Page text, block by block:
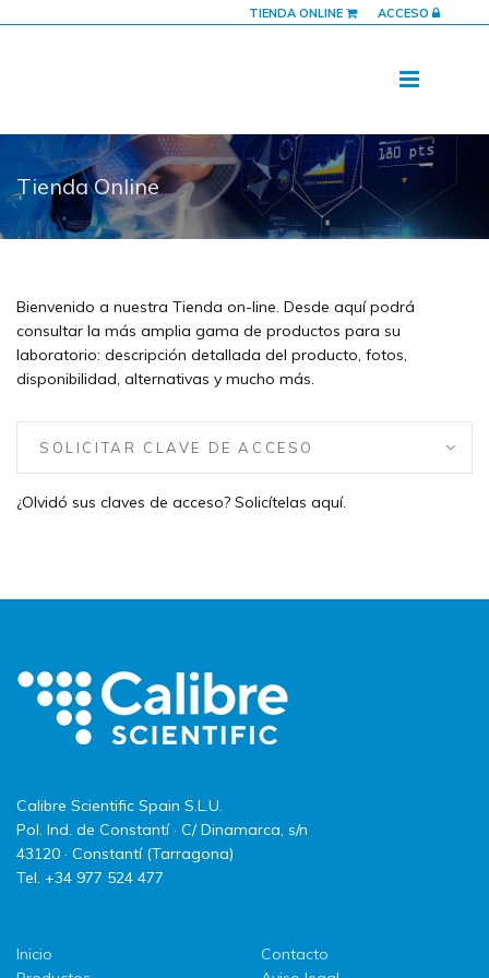
TIENDA ONLINE ACCESO
Tienda Online
Bienvenido a nuestra Tienda on-line. Desde aquí podrá
consultar la más amplia gama de productos para su
laboratorio: descripción detallada del producto, fotos,
disponibilidad, alternativas y mucho más.
SOLICITAR CLAVE DE ACCESO
¿Olvidó sus claves de acceso? Solicítelas aquí.
Calibre Scientific Spain S.L.U.
Pol. Ind. de Constantí · C/ Dinamarca, s/n
43120 · Constantí (Tarragona)
Tel. +34 977 524 477
Inicio
Contacto